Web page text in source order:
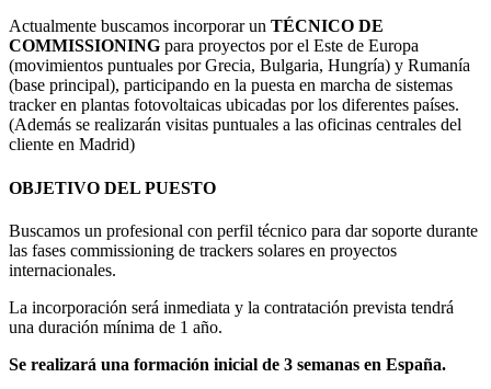
Actualmente buscamos incorporar un TÉCNICO DE
COMMISSIONING para proyectos por el Este de Europa
(movimientos puntuales por Grecia, Bulgaria, Hungría) y Rumanía
(base principal), participando en la puesta en marcha de sistemas
tracker en plantas fotovoltaicas ubicadas por los diferentes países.
(Además se realizarán visitas puntuales a las oficinas centrales del
cliente en Madrid)
OBJETIVO DEL PUESTO
Buscamos un profesional con perfil técnico para dar soporte durante
las fases commissioning de trackers solares en proyectos
internacionales.
La incorporación será inmediata y la contratación prevista tendrá
una duración mínima de 1 año.
Se realizará una formación inicial de 3 semanas en España.